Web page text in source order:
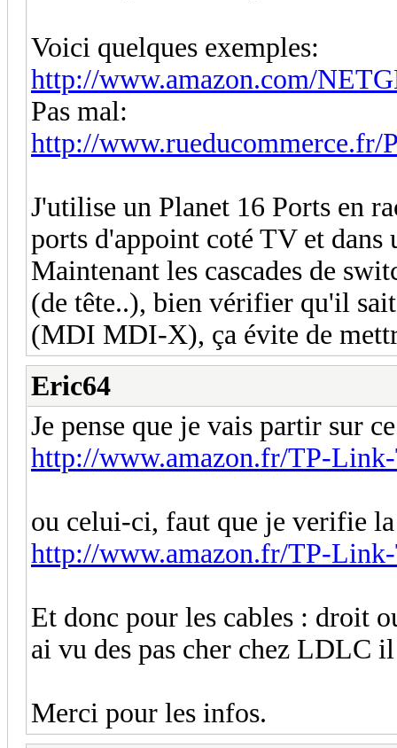
Voici quelques exemples:
http://www.amazon.com/
Pas mal:
http://www.rueducommerce.fr/
J'utilise un Planet 16 Ports en
ports d'appoint coté TV et dans
Maintenant les cascades de
(de tête..), bien vérifier qu'il
(MDI MDI-X), ça évite de
Eric64
Je pense que je vais partir sur
http://www.amazon.fr/TP-
ou celui-ci, faut que je verifie
http://www.amazon.fr/TP-
Et donc pour les cables : droit
ai vu des pas cher chez LDLC
Merci pour les infos.